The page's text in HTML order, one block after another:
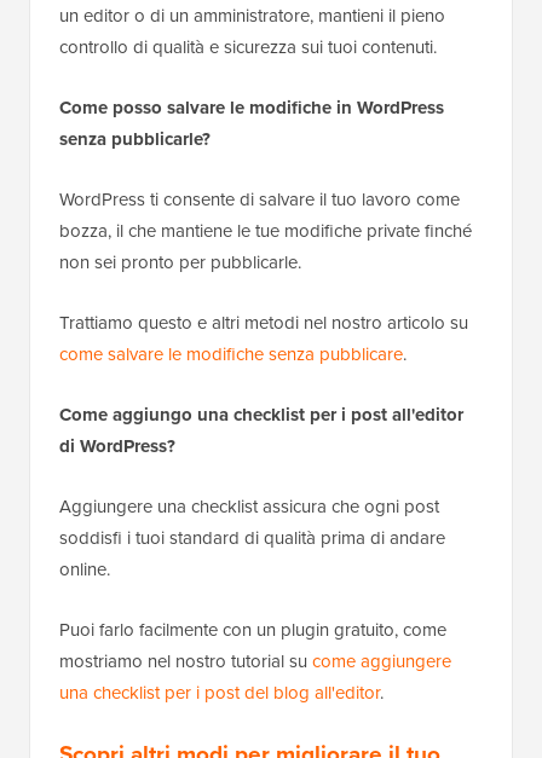
un editor o di un amministratore, mantieni il pieno
controllo di qualità e sicurezza sui tuoi contenuti.
Come posso salvare le modifiche in WordPress
senza pubblicarle?
WordPress ti consente di salvare il tuo lavoro come
bozza, il che mantiene le tue modifiche private finché
non sei pronto per pubblicarle.
Trattiamo questo e altri metodi nel nostro articolo su
come salvare le modifiche senza pubblicare.
Come aggiungo una checklist per i post all'editor
di WordPress?
Aggiungere una checklist assicura che ogni post
soddisfi i tuoi standard di qualità prima di andare
online.
Puoi farlo facilmente con un plugin gratuito, come
mostriamo nel nostro tutorial su come aggiungere
una checklist per i post del blog all'editor.